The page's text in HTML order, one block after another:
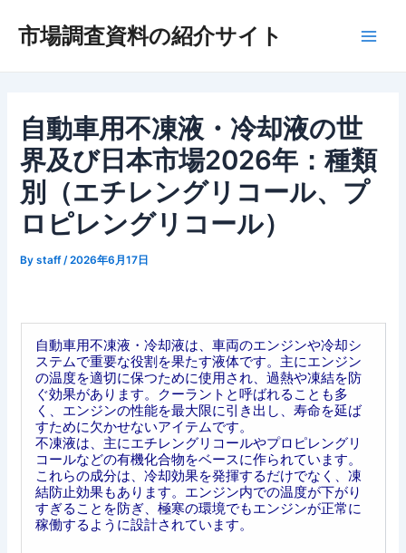
市場調査資料の紹介サイト
自動車用不凍液・冷却液の世
界及び日本市場2026年：種類
別（エチレングリコール、プ
ロピレングリコール）
Bystaff /2026年6月17日
自動車用不凍液・冷却液は、車両のエンジンや冷却シ
ステムで重要な役割を果たす液体です。主にエンジン
の温度を適切に保つために使用され、過熱や凍結を防
ぐ効果があります。クーラントと呼ばれることも多
く、エンジンの性能を最大限に引き出し、寿命を延ば
すために欠かせないアイテムです。
不凍液は、主にエチレングリコールやプロピレングリ
コールなどの有機化合物をベースに作られています。
これらの成分は、冷却効果を発揮するだけでなく、凍
結防止効果もあります。エンジン内での温度が下がり
すぎることを防ぎ、極寒の環境でもエンジンが正常に
稼働するように設計されています。